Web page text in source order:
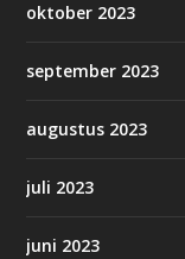
oktober 2023
september 2023
augustus 2023
juli 2023
juni 2023